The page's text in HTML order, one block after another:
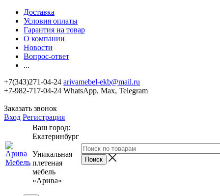
Доставка
Условия оплаты
Гарантия на товар
О компании
Новости
Вопрос-ответ
...
+7(343)271-04-24 arivamebel-ekb@mail.ru
+7-982-717-04-24 WhatsApp, Max, Telegram
Заказать звонок
Вход Регистрация
Ваш город:
Екатеринбург
Уникальная
плетеная
мебель
«Арива»